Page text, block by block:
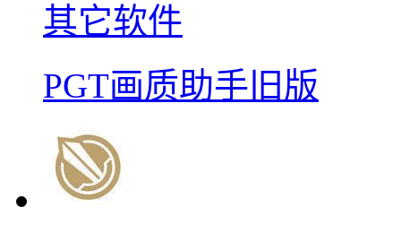
其它软件
PGT画质助手旧版